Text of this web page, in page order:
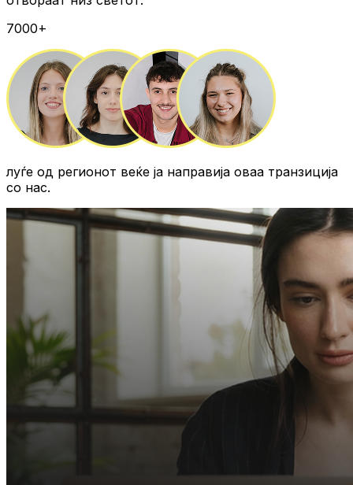
7000+
луѓе од регионот веќе ја направија оваа транзиција
со нас.